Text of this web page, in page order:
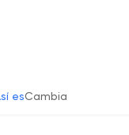
esCambia